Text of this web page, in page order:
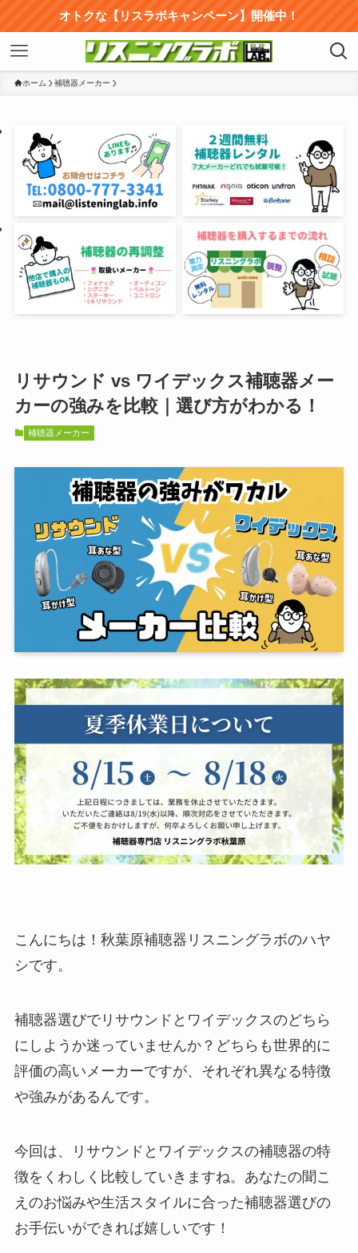
オトクな【リスラボキャンペーン】開催中！
ホーム 補聴器メーカー
リサウンド vs ワイデックス補聴器メー
カーの強みを比較｜選び方がわかる！
補聴器メーカー
こんにちは！秋葉原補聴器リスニングラボのハヤ
シです。
補聴器選びでリサウンドとワイデックスのどちら
にしようか迷っていませんか？どちらも世界的に
評価の高いメーカーですが、それぞれ異なる特徴
や強みがあるんです。
今回は、リサウンドとワイデックスの補聴器の特
徴をくわしく比較していきますね。あなたの聞こ
えのお悩みや生活スタイルに合った補聴器選びの
お手伝いができれば嬉しいです！